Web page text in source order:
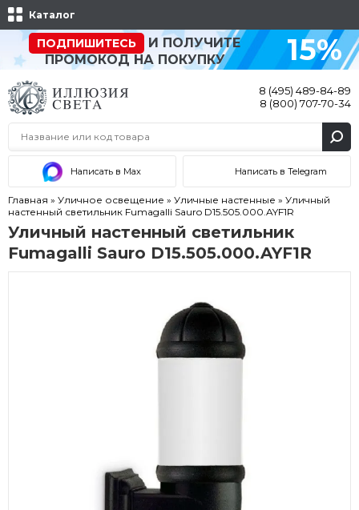
Каталог
ПОДПИШИТЕСЬ
И ПОЛУЧИТЕ
ПРОМОКОД НА ПОКУПКУ
15%
8 (495) 489-84-89
8 (800) 707-70-34
Написать в Max Написать в Telegram
Главная » Уличное освещение » Уличные настенные » Уличный
настенный светильник Fumagalli Sauro D15.505.000.AYF1R
Уличный настенный светильник
Fumagalli Sauro D15.505.000.AYF1R